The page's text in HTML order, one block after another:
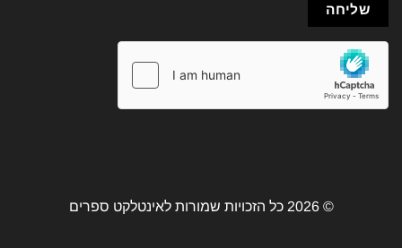
© 2026 כל הזכויות שמורות לאינטלקט ספרים